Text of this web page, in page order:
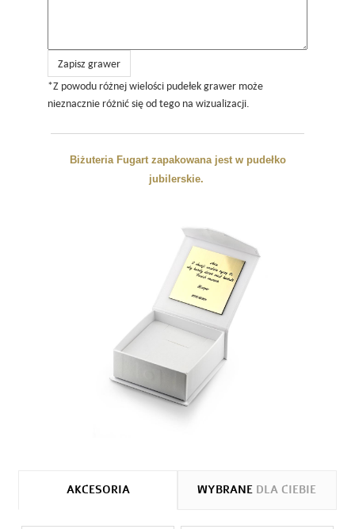
Zapisz grawer
*Z powodu różnej wielości pudełek grawer może
nieznacznie różnić się od tego na wizualizacji.
Biżuteria Fugart zapakowana jest w pudełko
jubilerskie.
AKCESORIA WYBRANE DLA CIEBIE